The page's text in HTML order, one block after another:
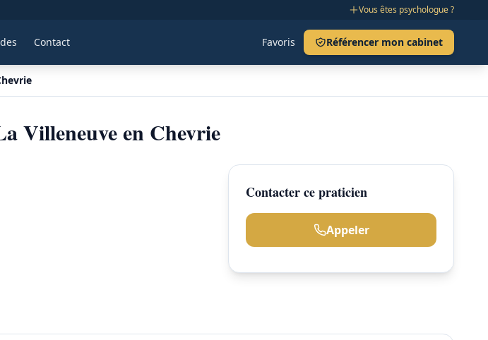
Vous êtes psychologue ?
Contact Favoris Référencer mon cabinet
Villeneuve en Chevrie
Contacter ce praticien
Appeler